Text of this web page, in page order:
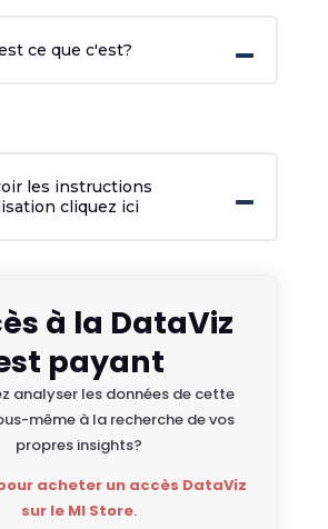
ce que c'est?
les instructions
cliquez ici
à la DataViz
payant
analyser les données de cette
même à la recherche de vos
propres insights?
acheter un accès DataViz
sur le MI Store.